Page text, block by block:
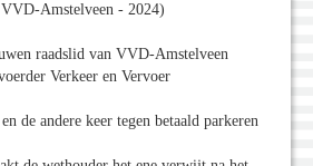
Amstelveen - 2024)
raadslid van VVD-Amstelveen
Verkeer en Vervoer
de andere keer tegen betaald parkeren